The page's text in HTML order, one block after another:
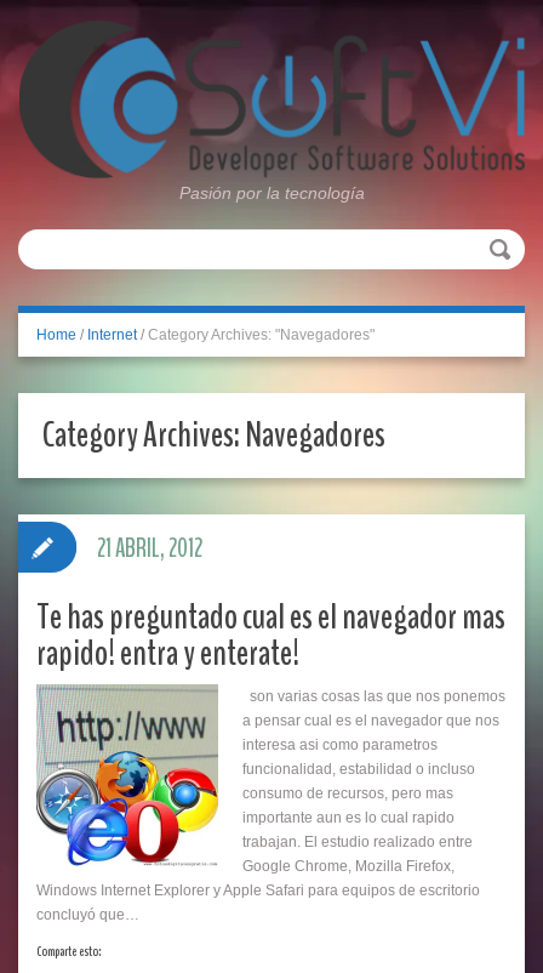
Pasión por la tecnología
Home / Internet / Category Archives: "Navegadores"
Category Archives:Navegadores
Te has preguntado cual es el navegador mas
rapido! entra y enterate!
son varias cosas las que nos ponemos
a pensar cual es el navegador que nos
interesa asi como parametros
funcionalidad, estabilidad o incluso
consumo de recursos, pero mas
importante aun es lo cual rapido
trabajan. El estudio realizado entre
Google Chrome, Mozilla Firefox,
Windows Internet Explorer y Apple Safari para equipos de escritorio
concluyó que…
Comparte esto:
21 ABRIL, 2012